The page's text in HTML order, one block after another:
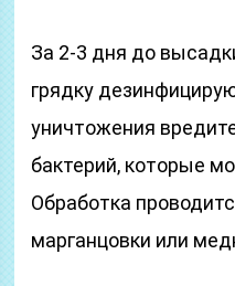
За 2-3 дня до
грядку
уничтожения
бактерий, которые
Обработка
марганцовки или